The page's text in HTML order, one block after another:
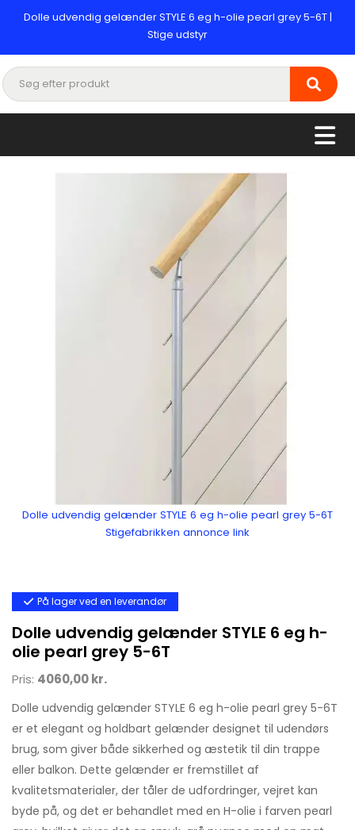
Dolle udvendig gelænder STYLE 6 eg h-olie pearl grey 5-6T |
Stige udstyr
Dolle udvendig gelænder STYLE 6 eg h-olie pearl grey 5-6T
Stigefabrikken annonce link
På lager ved en leverandør
Dolle udvendig gelænder STYLE 6 eg h-
olie pearl grey 5-6T
Pris: 4060,00 kr.
Dolle udvendig gelænder STYLE 6 eg h-olie pearl grey 5-6T
er et elegant og holdbart gelænder designet til udendørs
brug, som giver både sikkerhed og æstetik til din trappe
eller balkon. Dette gelænder er fremstillet af
kvalitetsmaterialer, der tåler de udfordringer, vejret kan
byde på, og det er behandlet med en H-olie i farven pearl